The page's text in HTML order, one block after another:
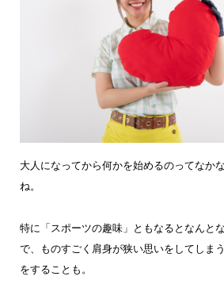
大人になってから何かを始めるのってなか
ね。
特に「スポーツの趣味」ともなるとなんと
で、ものすごく肩身が狭い思いをしてしま
をすることも。